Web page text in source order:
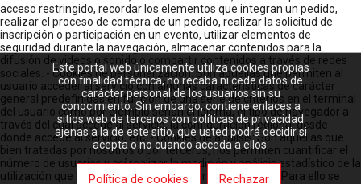
acceso restringido, recordar los elementos que integran un pedido,
realizar el proceso de compra de un pedido, realizar la solicitud de
inscripción o participación en un evento, utilizar elementos de
seguridad durante la navegación, almacenar contenidos para la
difusión de videos o sonido o compartir contenidos a través de redes
sociales. - Cookies de personalización: Son aquéllas que permiten al
usuario acceder al servicio con algunas características de carácter
general predefinidas en función de una serie de criterios en el terminal
del usuario como por ejemplo serian el idioma, el tipo de navegador a
través del cual accede al servicio, la configuración regional desde
donde accede al servicio, etc. - Cookies de análisis: Son aquéllas que
bien tratadas por nosotros o por terceros, nos permiten cuantificar el
número de usuarios y así realizar la medición y análisis estadístico de la
utilización que hacen los usuarios del servicio ofertado. Para ello se
Este portal web únicamente utiliza cookies propias
con finalidad técnica, no recaba ni cede datos de
carácter personal de los usuarios sin su
conocimiento. Sin embargo, contiene enlaces a
sitios web de terceros con políticas de privacidad
ajenas a la de este sitio, que usted podrá decidir si
acepta o no cuando acceda a ellos.
Política de cookies Rechazar